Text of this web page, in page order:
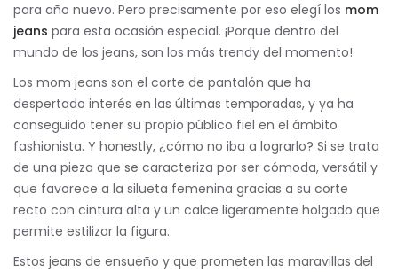
para año nuevo. Pero precisamente por eso elegí los mom
jeans para esta ocasión especial. ¡Porque dentro del
mundo de los jeans, son los más trendy del momento!
Los mom jeans son el corte de pantalón que ha
despertado interés en las últimas temporadas, y ya ha
conseguido tener su propio público fiel en el ámbito
fashionista. Y honestly, ¿cómo no iba a lograrlo? Si se trata
de una pieza que se caracteriza por ser cómoda, versátil y
que favorece a la silueta femenina gracias a su corte
recto con cintura alta y un calce ligeramente holgado que
permite estilizar la figura.
Estos jeans de ensueño y que prometen las maravillas del